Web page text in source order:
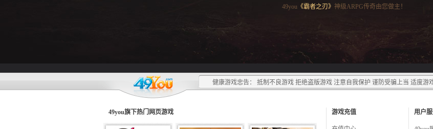
49you《霸者之刃》 神级ARPG传奇由您做主！
健康游戏忠告： 抵制不良游戏 拒绝盗版游戏 注意自我保护 谨防受骗上当 适度
49you旗下热门 网页游戏 游戏充值 用户